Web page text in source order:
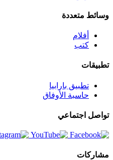
وسائط متعددة
أفلام
كتب
تطبيقات
تطبيق بارابيا
حاسبة الأوفاق
تواصل اجتماعي
مشاركات